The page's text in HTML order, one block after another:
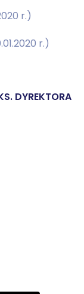
r.)
r.)
DYREKTORA